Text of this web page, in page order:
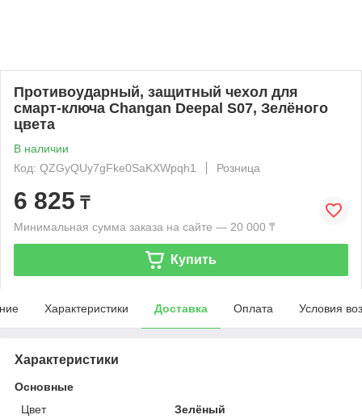
Противоударный, защитный чехол для
смарт-ключа Changan Deepal S07, Зелёного
цвета
В наличии
Код: QZGyQUy7gFke0SaKXWpqh1
Розница
6 825 ₸
Минимальная сумма заказа на сайте — 20 000 ₸
Купить
Характеристики Доставка Оплата Условия
Характеристики
Основные
Цвет
Зелёный